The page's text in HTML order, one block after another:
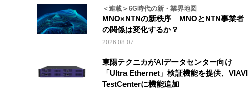
＜連載＞6G時代の新・業界地図
MNO×NTNの新秩序 MNOとNTN事業者
の関係は変化するか？
2026.08.07
東陽テクニカがAIデータセンター向け
「Ultra Ethernet」検証機能を提供、VIAVI
TestCenterに機能追加